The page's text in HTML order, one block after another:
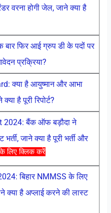
के लिए क्लिक करें
वरना होगी जेल, जाने क्या है
फिर आई ग्रुप डी के पदों पर
प्रक्रिया?
क्या है आयुष्मान और आभा
है पूरी रिपोर्ट?
2024: बैंक ऑफ बड़ौदा ने
भर्ती, जाने क्या है पूरी भर्ती और
बिहार NMMSS के लिए
क्या है अप्लाई करने की लास्ट